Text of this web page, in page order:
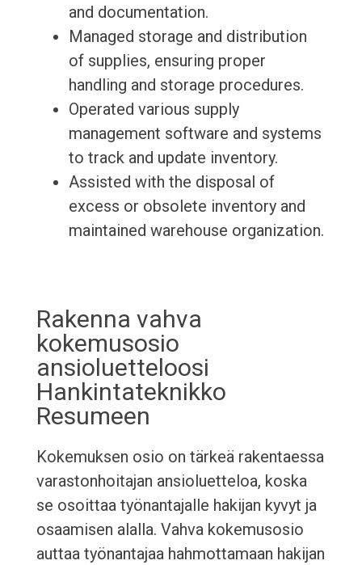
and documentation.
Managed storage and distribution
of supplies, ensuring proper
handling and storage procedures.
Operated various supply
management software and systems
to track and update inventory.
Assisted with the disposal of
excess or obsolete inventory and
maintained warehouse organization.
Rakenna vahva
kokemusosio
ansioluetteloosi
Hankintateknikko
Resumeen
Kokemuksen osio on tärkeä rakentaessa
varastonhoitajan ansioluetteloa, koska
se osoittaa työnantajalle hakijan kyvyt ja
osaamisen alalla. Vahva kokemusosio
auttaa työnantajaa hahmottamaan hakijan